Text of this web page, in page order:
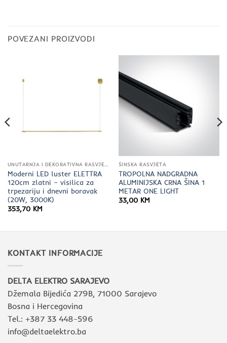
POVEZANI PROIZVODI
UNUTARNJA I DEKORATIVNA RASVJETA
Moderni LED luster ELETTRA
120cm zlatni – visilica za
trpezariju i dnevni boravak
(20W, 3000K)
353,70 KM
ŠINSKA RASVJETA
TROPOLNA NADGRADNA
ALUMINIJSKA CRNA ŠINA 1
METAR ONE LIGHT
33,00 KM
KONTAKT INFORMACIJE
DELTA ELEKTRO SARAJEVO
Džemala Bijedića 279B, 71000 Sarajevo
Bosna i Hercegovina
Tel.: +387 33 448-596
info@deltaelektro.ba